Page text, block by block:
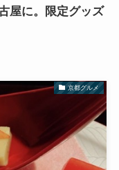
屋に。限定グッズ
京都グルメ